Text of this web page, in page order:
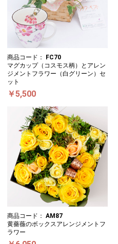
商品コード：
FC70
マグカップ（コスモス柄）とアレン
ジメントフラワー（白グリーン）セ
ット
￥5,500
商品コード： AM87
黄薔薇のボックスアレンジメントフ
ラワー